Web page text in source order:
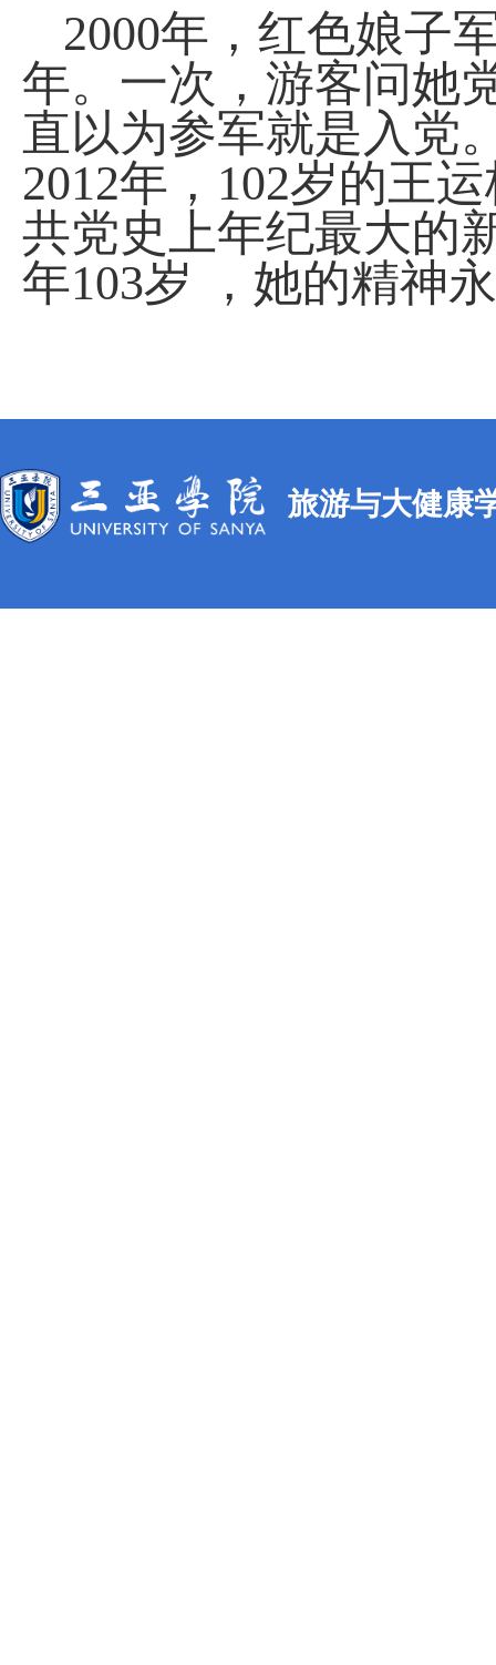
2000年，红色娘子
年。一次，游客问她
直以为参军就是入党
2012年， 102岁的王
共党史上年纪最大的
年103岁 ，她的精神
旅游与大健康